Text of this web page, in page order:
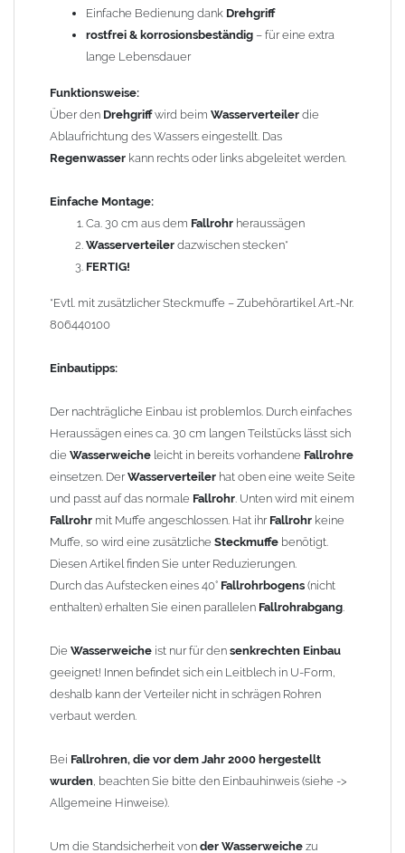
Wasserverteiler hat oben eine weite Seite und passt auf das
Fallrohr. Unten wird mit einemFallrohrmit Muffe
angeschlossen. Hat ihrFallrohr
Reduzierungen.
Durch das Aufstecken eines 40°Fallrohrbogens(nicht enthalten)
erhalten Sie einen parallelenFallrohrabgang.
Innen befindet sich ein Leitblech in U-Form, deshalb kann der
Verteiler nicht in schrägen Rohren verbaut werden.
Fallrohren, die vor dem Jahr 2000 hergestellt wurden
gewährleisten, können in Abhängigkeit der vorhandenen
notwendig werden.
Außendurchmesser 100 mm
Material: Zink (Titanzink)
Platzbedarf zur Wand: mind. 30 mm
Hersteller: Frank Bauelemente (Original), baugleich mit
Allgemeine Hinweise / Informationen:
Bei allen Angaben von"Zink"
Einfache Bedienung dank Drehgriff
rostfrei & korrosionsbeständig – für eine extra
lange Lebensdauer
Funktionsweise:
Über den Drehgriffwird beim Wasserverteiler die
Ablaufrichtung des Wassers eingestellt. Das
Regenwasser kann rechts oder links abgeleitet werden.
Einfache Montage:
Ca. 30 cm aus dem Fallrohr heraussägen
Wasserverteiler dazwischen stecken*
FERTIG!
*Evtl. mit zusätzlicher Steckmuffe – Zubehörartikel Art.-Nr.
806440100
Einbautipps:
Der nachträgliche Einbau ist problemlos. Durch einfaches
Heraussägen eines ca. 30 cm langen Teilstücks lässt sich
die Wasserweiche leicht in bereits vorhandene Fallrohre
einsetzen. DerWasserverteiler hat oben eine weite Seite
und passt auf das normale Fallrohr. Unten wird mit einem
Fallrohr mit Muffe angeschlossen. Hat ihr Fallrohr keine
Muffe, so wird eine zusätzliche Steckmuffe benötigt.
Diesen Artikel finden Sie unter Reduzierungen.
Durch das Aufstecken eines 40° Fallrohrbogens (nicht
enthalten) erhalten Sie einen parallelen Fallrohrabgang.
Die Wasserweiche ist nur für den senkrechten Einbau
geeignet! Innen befindet sich ein Leitblech in U-Form,
deshalb kann der Verteiler nicht in schrägen Rohren
verbaut werden.
Bei Fallrohren, die vor dem Jahr 2000 hergestellt
wurden, beachten Sie bitte den Einbauhinweis (siehe ->
Allgemeine Hinweise).
Um die Standsicherheit von der Wasserweiche zu